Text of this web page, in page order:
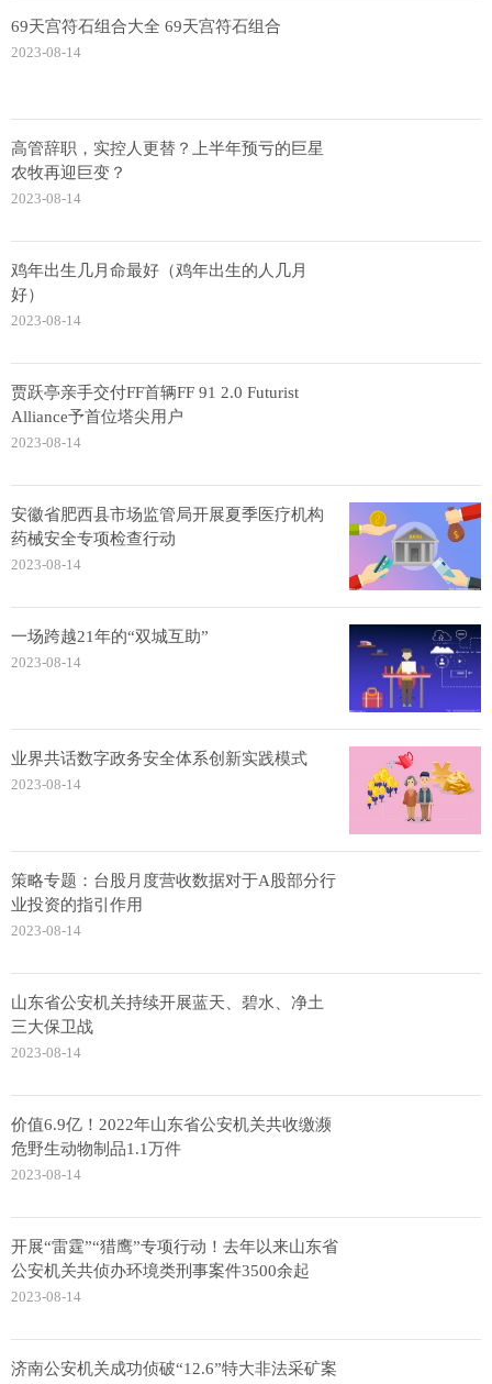
69天宫符石组合大全 69天宫符石组合
2023-08-14
高管辞职，实控人更替？上半年预亏的巨星
农牧再迎巨变？
2023-08-14
鸡年出生几月命最好（鸡年出生的人几月
好）
2023-08-14
贾跃亭亲手交付FF首辆FF 91 2.0 Futurist
Alliance予首位塔尖用户
2023-08-14
安徽省肥西县市场监管局开展夏季医疗机构
药械安全专项检查行动
2023-08-14
一场跨越21年的“双城互助”
2023-08-14
业界共话数字政务安全体系创新实践模式
2023-08-14
策略专题：台股月度营收数据对于A股部分行
业投资的指引作用
2023-08-14
山东省公安机关持续开展蓝天、碧水、净土
三大保卫战
2023-08-14
价值6.9亿！2022年山东省公安机关共收缴濒
危野生动物制品1.1万件
2023-08-14
开展“雷霆”“猎鹰”专项行动！去年以来山东省
公安机关共侦办环境类刑事案件3500余起
2023-08-14
济南公安机关成功侦破“12.6”特大非法采矿案